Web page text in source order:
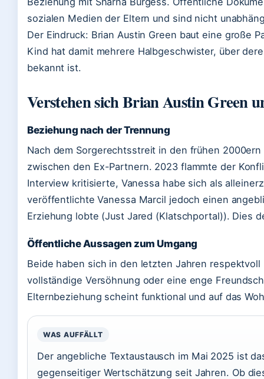
sozialen Medien der Eltern und sind nicht
Der Eindruck: Brian Austin Green baut eine große
Kind hat damit mehrere Halbgeschwister, über
bekannt ist.
Verstehen sich Brian Austin Green
Beziehung nach der Trennung
Nach dem Sorgerechtsstreit in den frühen
zwischen den Ex-Partnern. 2023 flammte der
Interview kritisierte, Vanessa habe sich als
veröffentlichte Vanessa Marcil jedoch einen
Erziehung lobte (Just Jared (Klatschportal)). Dies
Öffentliche Aussagen zum Umgang
Beide haben sich in den letzten Jahren
vollständige Versöhnung oder eine enge
Elternbeziehung scheint funktional und auf das
WAS AUFFÄLLT
Der angebliche Textaustausch im Mai 2025 ist
gegenseitiger Wertschätzung seit Jahren. Ob